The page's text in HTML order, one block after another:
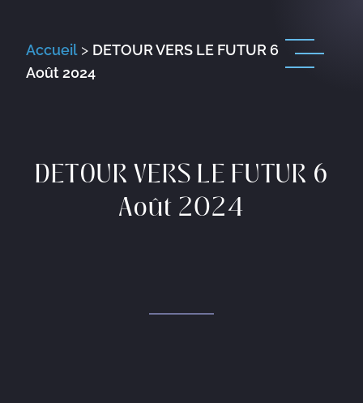
Accueil> DETOUR VERS LE FUTUR 6
Août 2024
DETOUR VERS LE FUTUR 6
Août 2024